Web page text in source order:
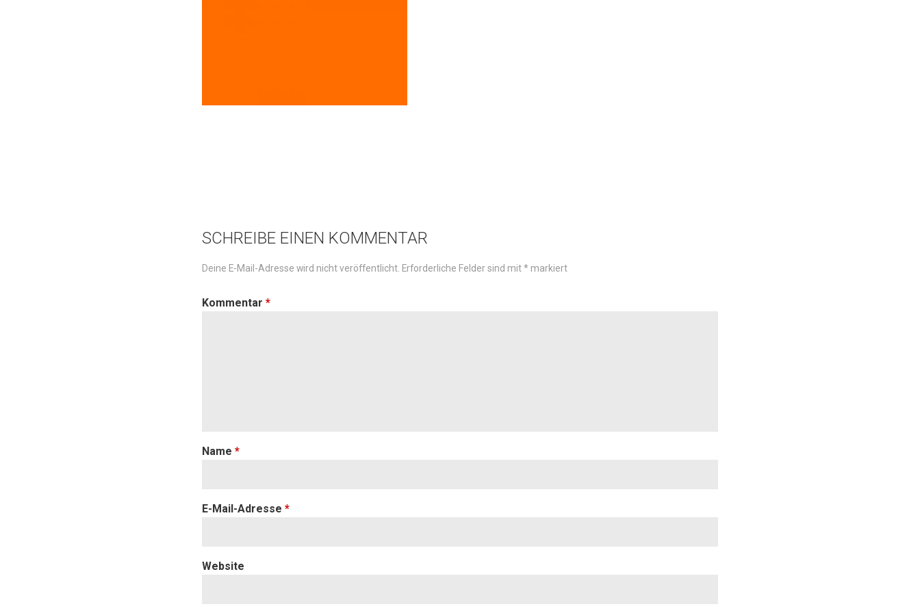
SCHREIBE EINEN KOMMENTAR
Deine E-Mail-Adresse wird nicht veröffentlicht. Erforderliche Felder sind mit* markiert
Kommentar *
Name *
E-Mail-Adresse *
Website